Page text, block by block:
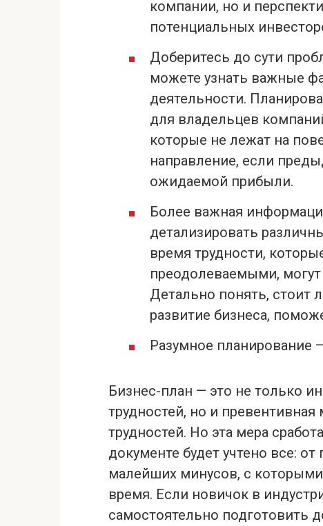
компании, но и
потенциальных
Доберитесь до сути
можете узнать важные
деятельности.
для владельцев
которые не лежат на
направление, если
ожидаемой прибыли.
Более важная
детализировать
время трудности,
преодолеваемыми,
Детально понять, стоит
развитие бизнеса,
Разумное планирование
Бизнес-план — это не только
трудностей, но и
трудностей. Но эта мера
документе будет учтено все:
малейших минусов, с
время. Если новичок в
самостоятельно подготовить